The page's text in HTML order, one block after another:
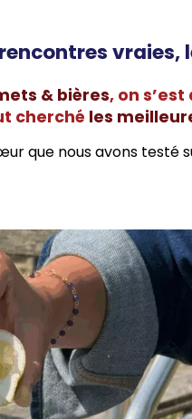
& bières, on
cherché les
que nous avons